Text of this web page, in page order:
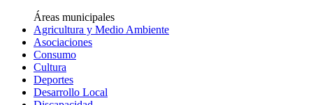
Áreas municipales
Agricultura y Medio Ambiente
Asociaciones
Consumo
Cultura
Deportes
Desarrollo Local